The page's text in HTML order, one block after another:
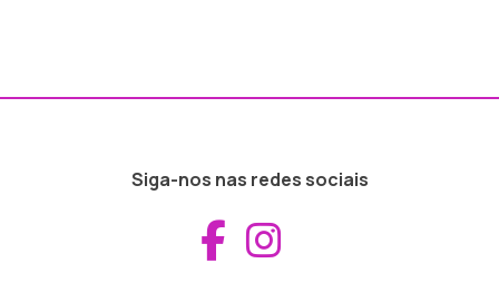
Siga-nos nas redes sociais
Aceder ao